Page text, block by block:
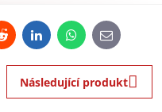
RedditLinkedInWhatsApp
E-
mail
Následující produkt